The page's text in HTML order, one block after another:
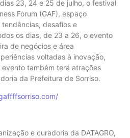
23, 24 e 25 de julho, o festival
Forum (GAF), espaço
desafios e
os dias, de 23 a 26, o evento
de negócios e área
voltadas à inovação,
também terá atrações
da Prefeitura de Sorriso.
e curadoria da DATAGRO,